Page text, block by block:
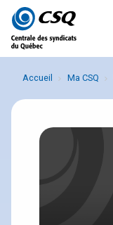
Passer
au
menu
Passer
au
contenu
Accueil Ma CSQ